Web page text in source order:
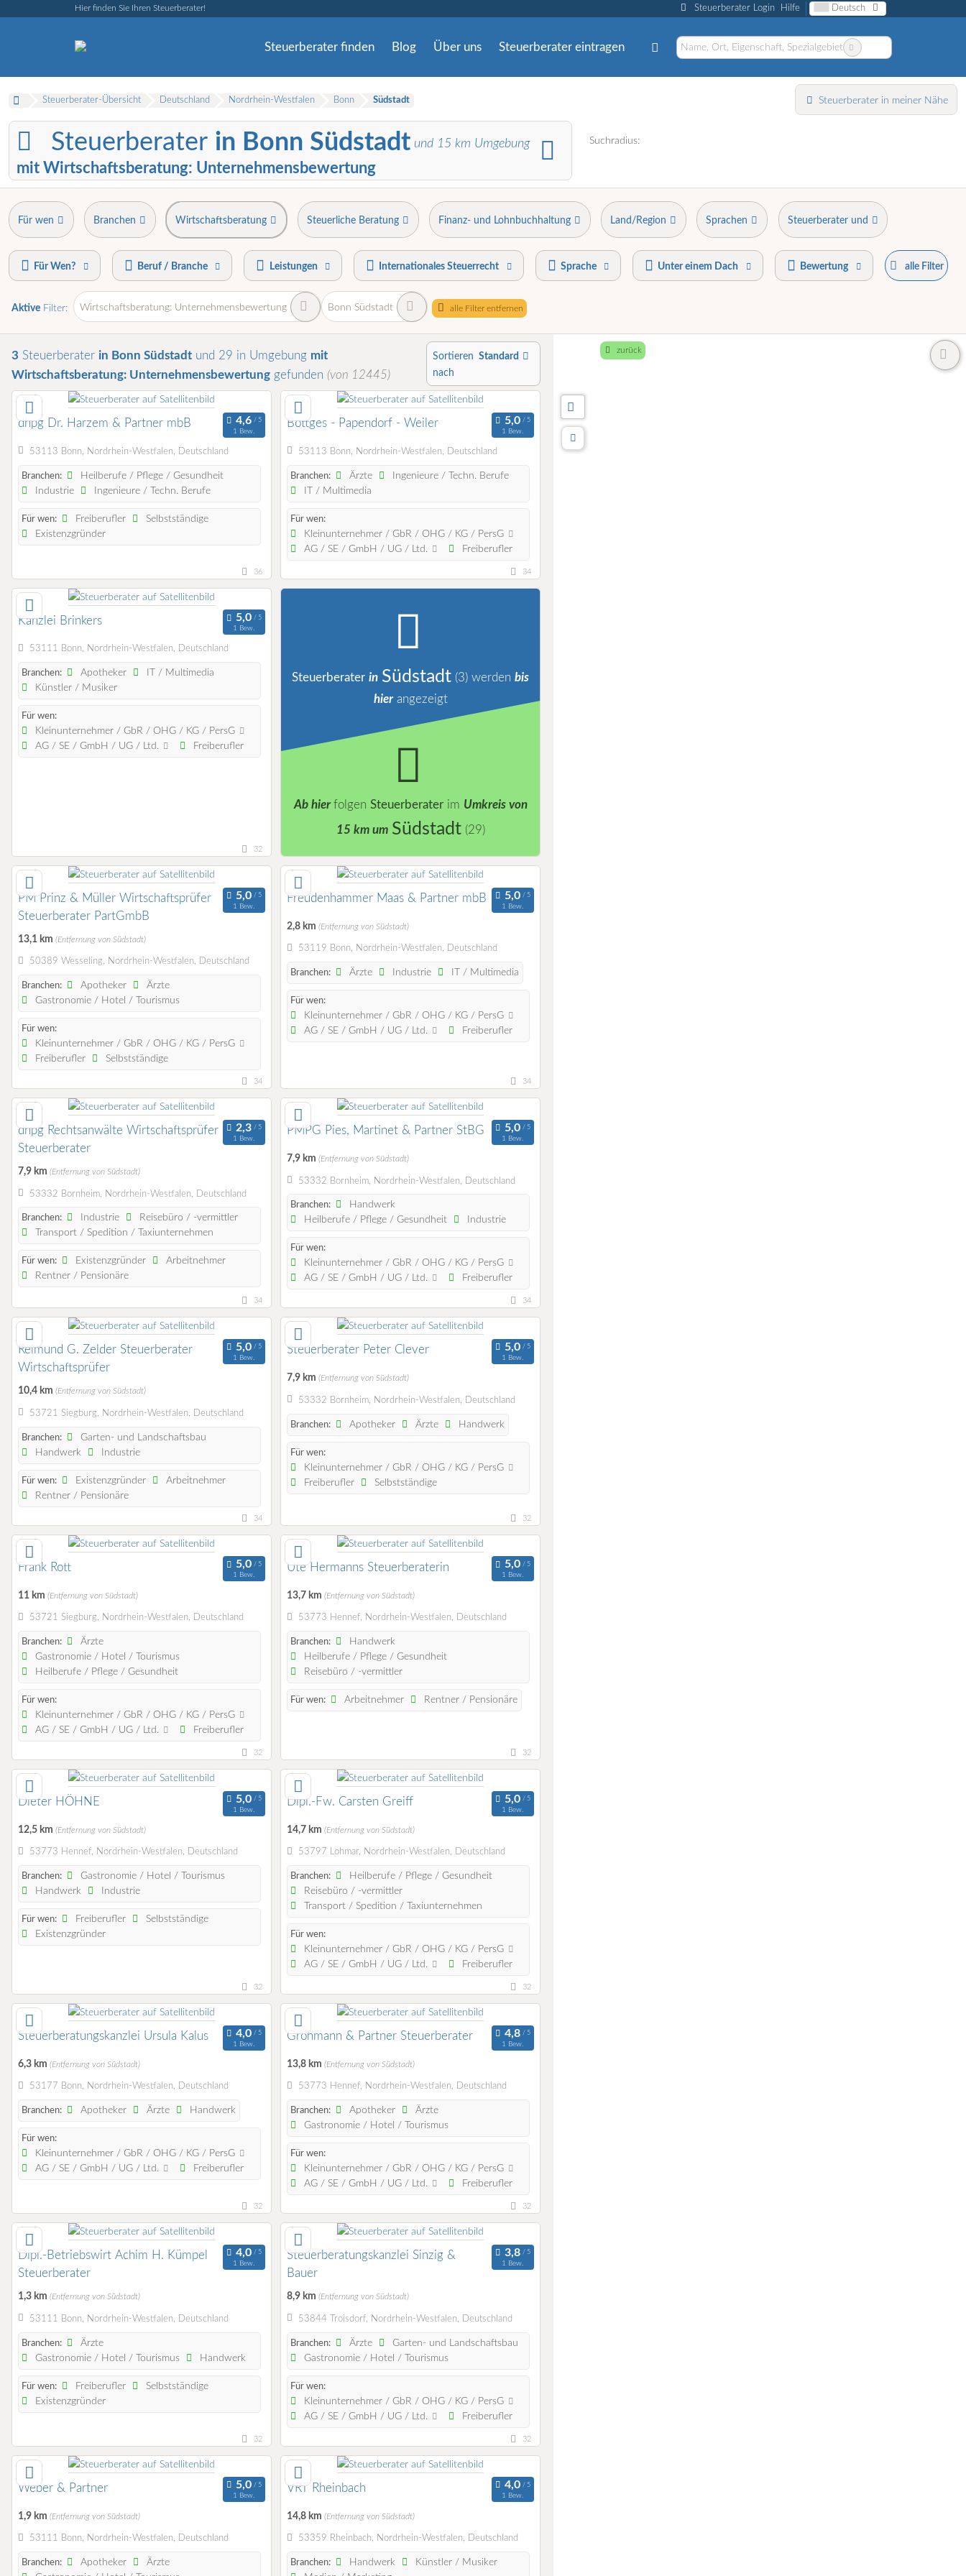
Hier finden Sie Ihren Steuerberater! Steuerberater Login Hilfe Deutsch
Steuerberater finden Blog Über uns Steuerberater eintragen
Steuerberater-Übersicht Deutschland Nordrhein-Westfalen Bonn Südstadt Steuerberater in meiner Nähe
Steuerberater in Bonn Südstadt und 15 km Umgebung
mit Wirtschaftsberatung: Unternehmensbewertung
Suchradius:
Für wen Branchen Wirtschaftsberatung Steuerliche Beratung Finanz- und Lohnbuchhaltung Land/Region Sprachen Steuerberater und
Für Wen? Beruf / Branche Leistungen Internationales Steuerrecht Sprache Unter einem Dach Bewertung alle Filter
Aktive Filter: Wirtschaftsberatung: Unternehmensbewertung Bonn Südstadt alle Filter entfernen
3 Steuerberater in Bonn Südstadt und 29 in Umgebung mit
Wirtschaftsberatung: Unternehmensbewertung gefunden (von 12445)
Sortieren
nach
Standard
dhpg Dr. Harzem & Partner mbB
1 Bew.
53113 Bonn, Nordrhein-Westfalen, Deutschland
Branchen:
Heilberufe / Pflege / Gesundheit
Industrie
Ingenieure / Techn. Berufe
Für wen: Freiberufler
Selbstständige
Existenzgründer
36
Böttges - Papendorf - Weiler
1 Bew.
53113 Bonn, Nordrhein-Westfalen, Deutschland
Branchen: Ärzte
Ingenieure / Techn. Berufe
IT / Multimedia
Für wen:
Kleinunternehmer / GbR / OHG / KG / PersG
AG / SE / GmbH / UG / Ltd.
Freiberufler
34
Kanzlei Brinkers
1 Bew.
53111 Bonn, Nordrhein-Westfalen, Deutschland
Branchen: Apotheker
IT / Multimedia
Künstler / Musiker
Für wen:
Kleinunternehmer / GbR / OHG / KG / PersG
AG / SE / GmbH / UG / Ltd.
Freiberufler
32
Steuerberater in Südstadt (3) werden bis
hierangezeigt
Ab hierfolgen Steuerberaterim Umkreis von
15 km um Südstadt (29)
PM Prinz & Müller Wirtschaftsprüfer
Steuerberater PartGmbB
1 Bew.
13,1 km (Entfernung von Südstadt)
50389 Wesseling, Nordrhein-Westfalen, Deutschland
Branchen: Apotheker
Ärzte
Gastronomie / Hotel / Tourismus
Für wen:
Kleinunternehmer / GbR / OHG / KG / PersG
Freiberufler
Selbstständige
34
Freudenhammer Maas & Partner mbB
1 Bew.
2,8 km (Entfernung von Südstadt)
53119 Bonn, Nordrhein-Westfalen, Deutschland
Branchen: Ärzte Industrie IT / Multimedia
Für wen:
Kleinunternehmer / GbR / OHG / KG / PersG
AG / SE / GmbH / UG / Ltd.
Freiberufler
34
dhpg Rechtsanwälte Wirtschaftsprüfer
Steuerberater
1 Bew.
7,9 km (Entfernung von Südstadt)
53332 Bornheim, Nordrhein-Westfalen, Deutschland
Branchen: Industrie
Reisebüro / -vermittler
Transport / Spedition / Taxiunternehmen
Für wen: Existenzgründer
Arbeitnehmer
Rentner / Pensionäre
34
PMPG Pies, Martinet & Partner StBG
1 Bew.
7,9 km (Entfernung von Südstadt)
53332 Bornheim, Nordrhein-Westfalen, Deutschland
Branchen:
Handwerk
Heilberufe / Pflege / Gesundheit
Industrie
Für wen:
Kleinunternehmer / GbR / OHG / KG / PersG
AG / SE / GmbH / UG / Ltd.
Freiberufler
34
Reimund G. Zelder Steuerberater
Wirtschaftsprüfer
1 Bew.
10,4 km (Entfernung von Südstadt)
53721 Siegburg, Nordrhein-Westfalen, Deutschland
Branchen:
Garten- und Landschaftsbau
Handwerk
Industrie
Für wen: Existenzgründer
Arbeitnehmer
Rentner / Pensionäre
34
Steuerberater Peter Clever
1 Bew.
7,9 km (Entfernung von Südstadt)
53332 Bornheim, Nordrhein-Westfalen, Deutschland
Branchen: Apotheker Ärzte Handwerk
Für wen:
Kleinunternehmer / GbR / OHG / KG / PersG
Freiberufler
Selbstständige
32
Frank Rott
1 Bew.
11 km (Entfernung von Südstadt)
53721 Siegburg, Nordrhein-Westfalen, Deutschland
Branchen:
Ärzte
Gastronomie / Hotel / Tourismus
Heilberufe / Pflege / Gesundheit
Für wen:
Kleinunternehmer / GbR / OHG / KG / PersG
AG / SE / GmbH / UG / Ltd.
Freiberufler
32
Ute Hermanns Steuerberaterin
1 Bew.
13,7 km (Entfernung von Südstadt)
53773 Hennef, Nordrhein-Westfalen, Deutschland
Branchen:
Handwerk
Heilberufe / Pflege / Gesundheit
Reisebüro / -vermittler
Für wen: Arbeitnehmer Rentner / Pensionäre
32
Dieter HÖHNE
1 Bew.
12,5 km (Entfernung von Südstadt)
53773 Hennef, Nordrhein-Westfalen, Deutschland
Branchen:
Gastronomie / Hotel / Tourismus
Handwerk
Industrie
Für wen: Freiberufler
Selbstständige
Existenzgründer
32
Dipl.-Fw. Carsten Greiff
1 Bew.
14,7 km (Entfernung von Südstadt)
53797 Lohmar, Nordrhein-Westfalen, Deutschland
Branchen:
Heilberufe / Pflege / Gesundheit
Reisebüro / -vermittler
Transport / Spedition / Taxiunternehmen
Für wen:
Kleinunternehmer / GbR / OHG / KG / PersG
AG / SE / GmbH / UG / Ltd.
Freiberufler
32
Steuerberatungskanzlei Ursula Kalus
1 Bew.
6,3 km (Entfernung von Südstadt)
53177 Bonn, Nordrhein-Westfalen, Deutschland
Branchen: Apotheker Ärzte Handwerk
Für wen:
Kleinunternehmer / GbR / OHG / KG / PersG
AG / SE / GmbH / UG / Ltd.
Freiberufler
32
Grohmann & Partner Steuerberater
1 Bew.
13,8 km (Entfernung von Südstadt)
53773 Hennef, Nordrhein-Westfalen, Deutschland
Branchen: Apotheker
Ärzte
Gastronomie / Hotel / Tourismus
Für wen:
Kleinunternehmer / GbR / OHG / KG / PersG
AG / SE / GmbH / UG / Ltd.
Freiberufler
32
Dipl.-Betriebswirt Achim H. Kümpel
Steuerberater
1 Bew.
1,3 km (Entfernung von Südstadt)
53111 Bonn, Nordrhein-Westfalen, Deutschland
Branchen:
Ärzte
Gastronomie / Hotel / Tourismus
Handwerk
Für wen: Freiberufler
Selbstständige
Existenzgründer
32
Steuerberatungskanzlei Sinzig &
Bauer
1 Bew.
8,9 km (Entfernung von Südstadt)
53844 Troisdorf, Nordrhein-Westfalen, Deutschland
Branchen: Ärzte
Garten- und Landschaftsbau
Gastronomie / Hotel / Tourismus
Für wen:
Kleinunternehmer / GbR / OHG / KG / PersG
AG / SE / GmbH / UG / Ltd.
Freiberufler
32
Weber & Partner
1 Bew.
1,9 km (Entfernung von Südstadt)
53111 Bonn, Nordrhein-Westfalen, Deutschland
Branchen: Apotheker
Ärzte
VRT Rheinbach
1 Bew.
14,8 km (Entfernung von Südstadt)
53359 Rheinbach, Nordrhein-Westfalen, Deutschland
Branchen: Handwerk
Künstler / Musiker
zurück